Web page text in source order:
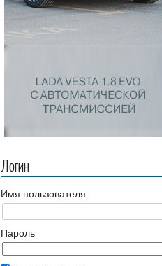
Логин
Имя пользователя
Пароль